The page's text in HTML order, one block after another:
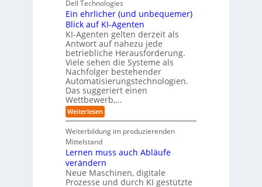
r
s
t
e
l
l
e
r
n
t
e
i
n
d
e
r
I
n
d
u
s
t
r
i
e
e
r
m
ö
g
l
s
i
k
o
,
w
a
c
h
s
e
n
d
e
R
a
n
o
m
w
a
r
I
n
d
u
s
t
r
i
e
r
o
b
o
t
r
3
D
-
Z
w
i
l
l
i
n
g
f
ü
r
T
t
o
r
t
e
Dell Technologies
Ein ehrlicher (und unbequemer)
Blick auf KI-Agenten
KI-Agenten gelten derzeit als
Antwort auf nahezu jede
betriebliche Herausforderung.
Viele sehen die Systeme als
Nachfolger bestehender
Automatisierungstechnologien.
Das suggeriert einen
Wettbewerb,…
Weiterlesen:
E
n
e
h
r
l
i
c
Weiterbildung im produzierenden
Mittelstand
Lernen muss auch Abläufe
verändern
Neue Maschinen, digitale
Prozesse und durch KI gestützte